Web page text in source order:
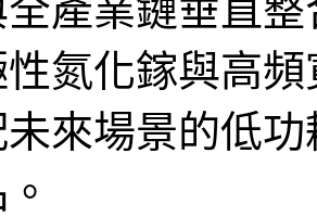
產業鏈垂直
氮化鎵與高
來場景的低